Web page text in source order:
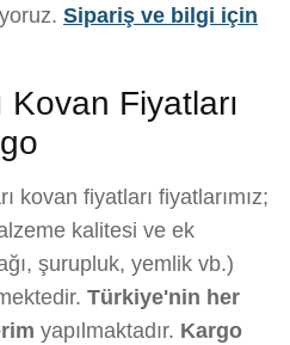
Sipariş ve bilgi için
Kovan Fiyatları
kovan fiyatları fiyatlarımız;
kalitesi ve ek
şurupluk, yemlik vb.)
Türkiye'nin her
yapılmaktadır. Kargo